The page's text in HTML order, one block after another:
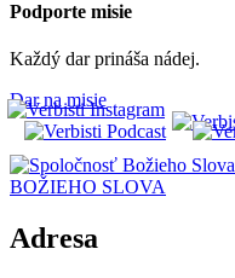
Podporte misie
Každý dar prináša nádej.
Dar na misie
BOŽIEHO SLOVA
Adresa